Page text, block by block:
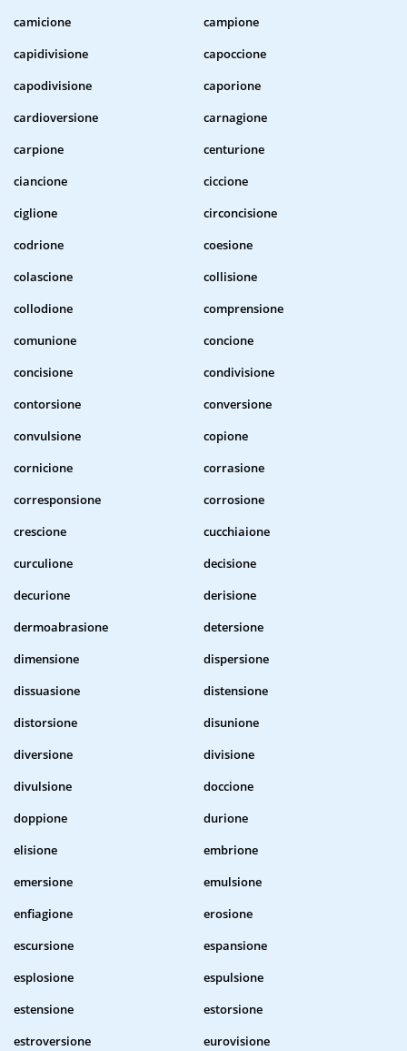
camicione
campione
capidivisione
capoccione
capodivisione
caporione
cardioversione
carnagione
carpione
centurione
ciancione
ciccione
ciglione
circoncisione
codrione
coesione
colascione
collisione
collodione
comprensione
comunione
concione
concisione
condivisione
contorsione
conversione
convulsione
copione
cornicione
corrasione
corresponsione
corrosione
crescione
cucchiaione
curculione
decisione
decurione
derisione
dermoabrasione
detersione
dimensione
dispersione
dissuasione
distensione
distorsione
disunione
diversione
divisione
divulsione
doccione
doppione
durione
elisione
embrione
emersione
emulsione
enfiagione
erosione
escursione
espansione
esplosione
espulsione
estensione
estorsione
estroversione
eurovisione